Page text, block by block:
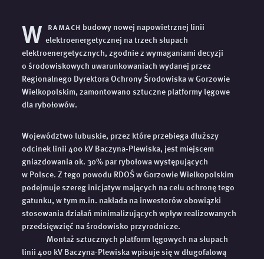
W ramach budowy nowej napowietrznej linii
elektroenergetycznej na trzech słupach
elektroenergetycznych, zgodnie z wymaganiami decyzji
o środowiskowych uwarunkowaniach wydanej przez
Regionalnego Dyrektora Ochrony Środowiska w Gorzowie
Wielkopolskim, zamontowano sztuczne platformy lęgowe
dla rybołowów.
Województwo lubuskie, przez które przebiega dłuższy
odcinek linii 400 kV Baczyna-Plewiska, jest miejscem
gniazdowania ok. 30% par rybołowa występujących
w Polsce. Z tego powodu RDOŚ w Gorzowie Wielkopolskim
podejmuje szereg inicjatyw mających na celu ochronę tego
gatunku, w tym m.in. nakłada na inwestorów obowiązki
stosowania działań minimalizujących wpływ realizowanych
przedsięwzięć na środowisko przyrodnicze.
Montaż sztucznych platform lęgowych na słupach
linii 400 kV Baczyna-Plewiska wpisuje się w długofalową